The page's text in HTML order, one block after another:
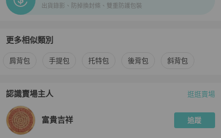
出貨錄影、防掉換封條、雙重防護包裝
更多相似類別
更多Louis Vuitton女包 相似商品推薦
肩背包 手提包 托特包 後背包 斜背包
認識賣場主人
PopChill 拍拍圈嚴選賣家
逛逛賣場
富貴吉祥 追蹤